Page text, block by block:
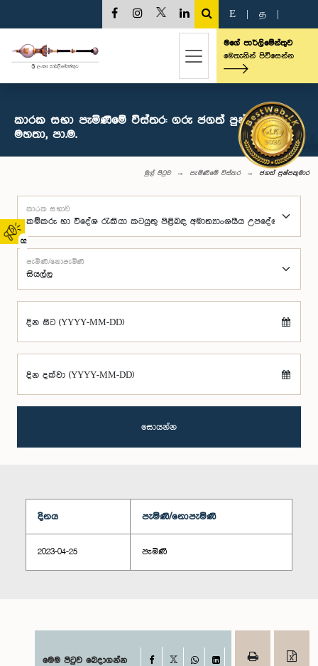
02
E த
මගේ පාර්ලිමේන්තුව
මෙතැනින් පිවිසෙන්න
කාරක සභා පැමිණීමේ විස්තර: ගරු ජගත් පුෂ්පකුමාර
මහතා, පා.ම.
මුල් පිටුව පැමිණීමේ විස්තර ජගත් පුෂ්පකුමාර
කාරක සභාව
පැමිණි/නොපැමිණි
දින සිට (YYYY-MM-DD)
දින දක්වා (YYYY-MM-DD)
සොයන්න
දිනය පැමිණි/නොපැමිණි
2023-04-25 පැමිණි
මෙම පිටුව බෙදාගන්න Facebook